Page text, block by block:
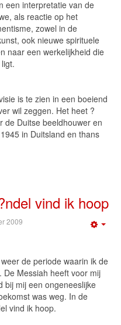
een interpretatie van de
als reactie op het
zowel in de
ook nieuwe spirituele
naar een werkelijkheid die
is te zien in een boeiend
wil zeggen. Het heet ?
de Duitse beeldhouwer en
in Duitsland en thans
vind ik hoop
2009
de periode waarin ik de
De Messiah heeft voor mij
bij mij een ongeneeslijke
was weg. In de
vind ik hoop.